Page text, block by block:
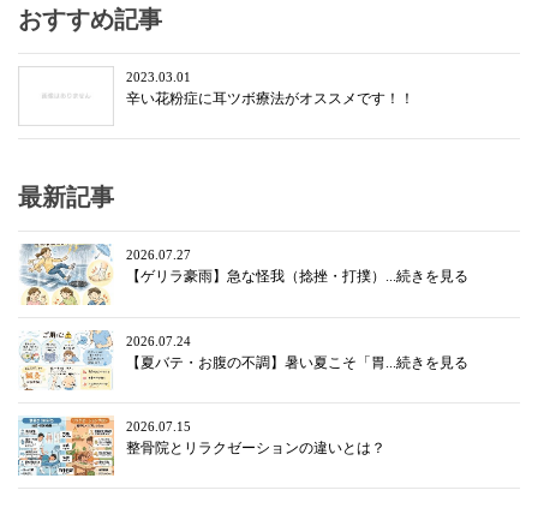
おすすめ記事
2023.03.01
辛い花粉症に耳ツボ療法がオススメです！！
最新記事
2026.07.27
【ゲリラ豪雨】急な怪我（捻挫・打撲）...続きを見る
2026.07.24
【夏バテ・お腹の不調】暑い夏こそ「胃...続きを見る
2026.07.15
整骨院とリラクゼーションの違いとは？